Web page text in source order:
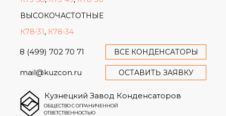
К78-31, К78-34
ВЫСОКОЧАСТОТНЫЕ
Кузнецкий Завод Конденсаторов
mail@kuzcon.ru ОСТАВИТЬ ЗАЯВКУ
ВСЕ КОНДЕНСАТОРЫ
8 (499) 702 70 71
ОБЩЕСТВО С ОГРАНИЧЕННОЙ
ОТВЕТСТВЕННОСТЬЮ